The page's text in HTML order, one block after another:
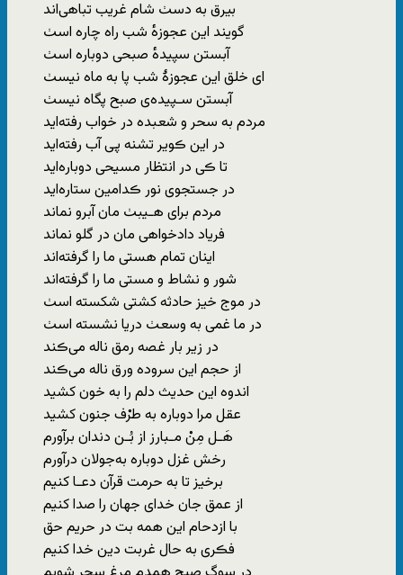
بیرق به ‌دسٺ شام غریب تباهی‌اند
گویند این‌ عجوزه‌ٔ شب راه‌ چاره اسٺ
آبستن سپیده‌ٔ صبحی دوباره اسٺ
ای‌ خلق‌ این‌ عجوزهٔ‌ شب‌ پا به‌ ماه نیسٺ
آبستن سـپیده‌ی صبح پگاه نیسٺ
مردم‌ به‌ سحر و شعبده‌ در خواب‌ رفته‌اید
در این ڪویر تشنه پی آب رفته‌اید
تا ڪی در ‌انتظار مسیحی دوباره‌اید
در جستجوی نور ڪدامین ستاره‌اید
مردم برای هـیبٺ مان آبرو نماند
فریاد دادخواهی‌ مان در گلو نماند
اینان تمام هستی ‌ما را گرفته‌اند
شور و نشاط‌ و مستی ما را گرفته‌اند
در موج‌ خیز حادثه کشتی‌ شکسته‌ اسٺ
در ما غمی به‌ وسعٺ دریا نشسته‌‌ اسٺ
در زیر بار غصه رمق ناله می‌ڪند
از حجم ‌این‌ سروده ورق ناله ‌می‌ڪند
اندوه این‌ حدیث دلم‌ را به‌ خون کشید
عقل‌ مرا دوباره به‌ طرْف جنون کشید
هَـل‌ مِن‌ْ مـبارز از بُـن دندان برآورم
رخش غزل دوباره به‌جولان درآورم
برخیز تا به حرمت قرآن دعـا کنیم
از عمق‌ جان خدای‌‌ جهان‌‌ را صدا کنیم
با ازدحام این همه بت در حریم حق
فڪری به‌ حال غربت دین خدا کنیم